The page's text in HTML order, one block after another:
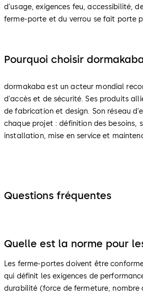
d'usage, exigences feu, accessibilité,
ferme-porte et du verrou se fait porte
Pourquoi choisir
dormakaba est un acteur mondial
d'accès et de sécurité. Ses produits
de fabrication et design. Son réseau
chaque projet : définition des besoins,
installation, mise en service et
Questions fréquentes
Quelle est la norme pour
Les ferme-portes doivent être
qui définit les exigences de
durabilité (force de fermeture, nombre